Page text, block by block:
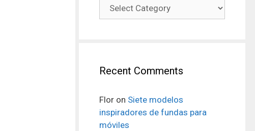
Recent Comments
Flor on Siete modelos
inspiradores de fundas para
móviles